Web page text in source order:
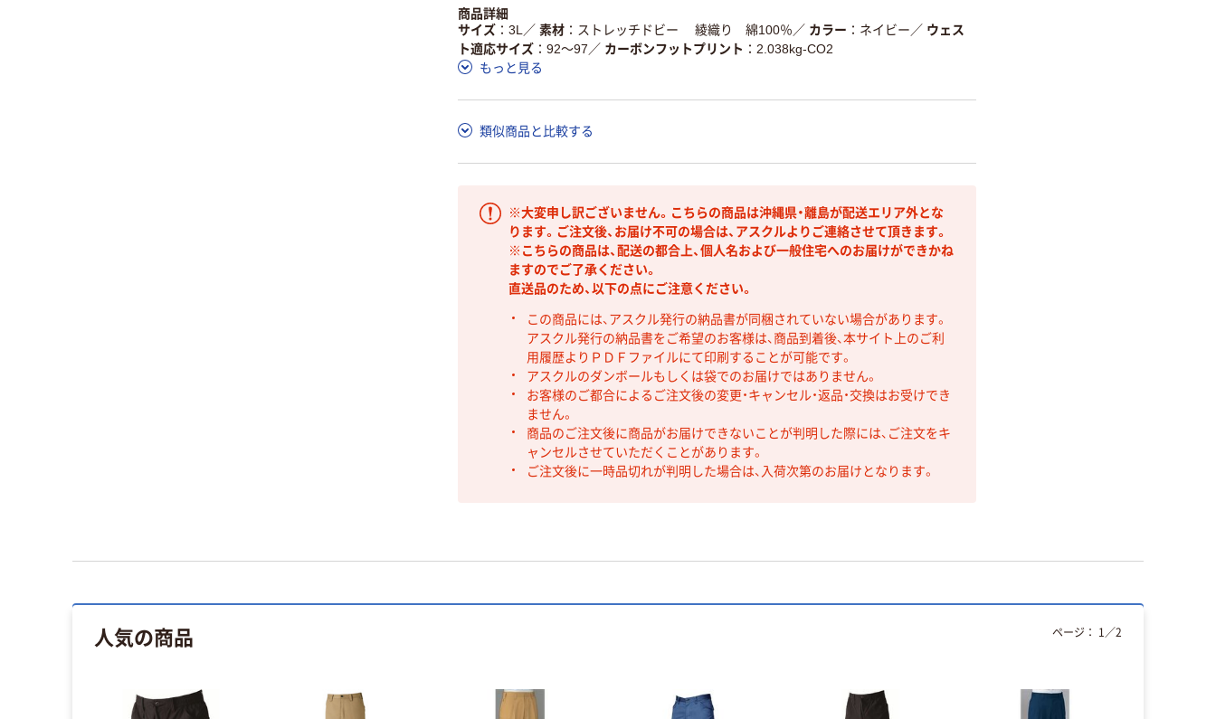
商品詳細
サイズ
3L ／ 素材 ストレッチドビー 綾織り 綿100％ ／ カラー ネイビー ／ ウェス
ト適応サイズ
92～97 ／ カーボンフットプリント
2.038kg-CO2
もっと見る
類似商品と比較する
※大変申し訳ございません。こちらの商品は沖縄県・離島が配送エリア外とな
ります。ご注文後、お届け不可の場合は、アスクルよりご連絡させて頂きます。
※こちらの商品は、配送の都合上、個人名および一般住宅へのお届けができかね
ますのでご了承ください。
直送品のため、以下の点にご注意ください。
この商品には、アスクル発行の納品書が同梱されていない場合があります。
アスクル発行の納品書をご希望のお客様は、商品到着後、本サイト上のご利
用履歴よりＰＤＦファイルにて印刷することが可能です。
アスクルのダンボールもしくは袋でのお届けではありません。
お客様のご都合によるご注文後の変更・キャンセル・返品・交換はお受けでき
ません。
商品のご注文後に商品がお届けできないことが判明した際には、ご注文をキ
ャンセルさせていただくことがあります。
ご注文後に一時品切れが判明した場合は、入荷次第のお届けとなります。
人気の商品 ページ： 1 ／2